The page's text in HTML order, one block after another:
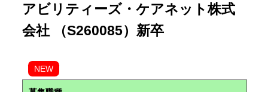
アビリティーズ・ケアネット株式
会社 （S260085）新卒
NEW